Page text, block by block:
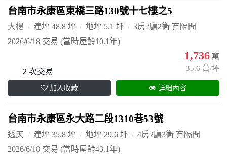
台南市永康區東橋三路130號十七樓之5
大樓 建坪 48.8 坪 地坪 5.1 坪
3房2廳2衛 有隔間
2026/6/18 交易 (當時屋齡10.1年)
2 次交易
1,736 萬
35.6 萬/坪
加入收藏 詳細內容
台南市永康區永大路二段1310巷53號
透天 建坪 35.8 坪 地坪 29.6 坪
4房2廳3衛 有隔間
2026/6/18 交易 (當時屋齡43.1年)